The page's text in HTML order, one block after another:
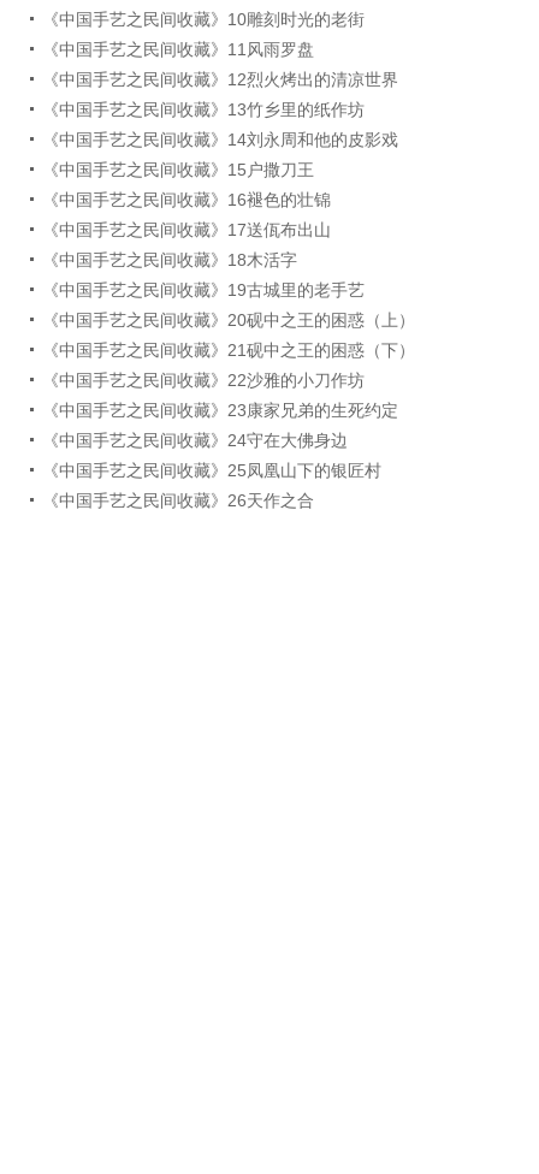
《中国手艺之民间收藏》10雕刻时光的老街
《中国手艺之民间收藏》11风雨罗盘
《中国手艺之民间收藏》12烈火烤出的清凉世界
《中国手艺之民间收藏》13竹乡里的纸作坊
《中国手艺之民间收藏》14刘永周和他的皮影戏
《中国手艺之民间收藏》15户撒刀王
《中国手艺之民间收藏》16褪色的壮锦
《中国手艺之民间收藏》17送佤布出山
《中国手艺之民间收藏》18木活字
《中国手艺之民间收藏》19古城里的老手艺
《中国手艺之民间收藏》20砚中之王的困惑（上）
《中国手艺之民间收藏》21砚中之王的困惑（下）
《中国手艺之民间收藏》22沙雅的小刀作坊
《中国手艺之民间收藏》23康家兄弟的生死约定
《中国手艺之民间收藏》24守在大佛身边
《中国手艺之民间收藏》25凤凰山下的银匠村
《中国手艺之民间收藏》26天作之合